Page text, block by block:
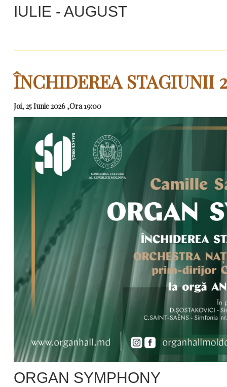
IULIE - AUGUST
ÎNCHIDEREA STAGIUNII
Joi, 25 Iunie 2026 ,Ora 19:00
ORGAN SYMPHONY